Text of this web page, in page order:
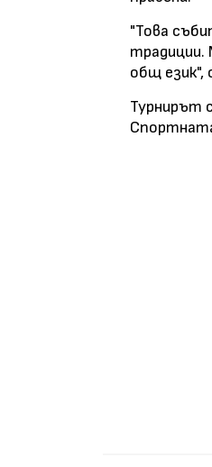
"Това
традиции.
общ език",
Турнирът